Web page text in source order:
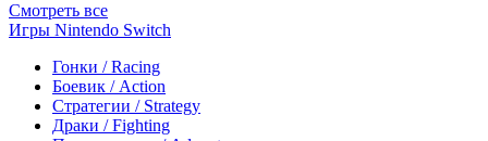
Смотреть все
Игры Nintendo Switch
Гонки / Racing
Боевик / Action
Стратегии / Strategy
Драки / Fighting